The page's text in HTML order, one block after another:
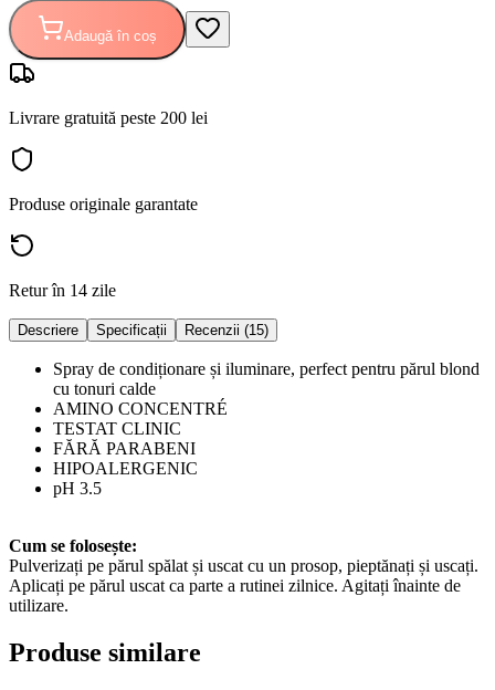
Adaugă în coș
Livrare gratuită peste 200 lei
Produse originale garantate
Retur în 14 zile
Descriere Specificații Recenzii (15)
Spray de condiționare și iluminare, perfect pentru părul blond
cu tonuri calde
AMINO CONCENTRÉ
TESTAT CLINIC
FĂRĂ PARABENI
HIPOALERGENIC
pH 3.5
Cum se folosește:
Pulverizați pe părul spălat și uscat cu un prosop, pieptănați și uscați.
Aplicați pe părul uscat ca parte a rutinei zilnice. Agitați înainte de
utilizare.
Produse similare